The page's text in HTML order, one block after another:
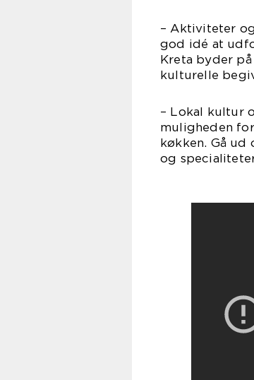
– Aktiviteter
god idé at
Kreta byder
kulturelle
– Lokal kultur
muligheden
køkken. Gå
og